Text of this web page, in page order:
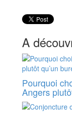
A
Pourquoi
Angers